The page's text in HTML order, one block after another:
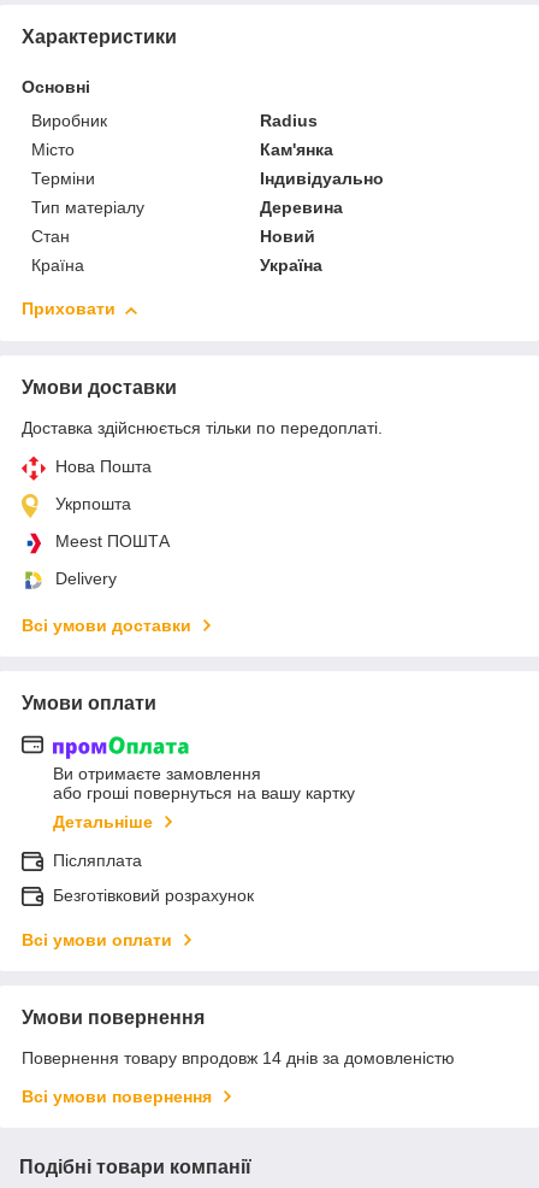
Характеристики
Основні
Виробник
Radius
Місто
Кам'янка
Терміни
Індивідуально
Тип матеріалу
Деревина
Стан
Новий
Країна
Україна
Приховати
Умови доставки
Доставка здійснюється тільки по передоплаті.
Нова Пошта
Укрпошта
Meest ПОШТА
Delivery
Всі умови доставки
Умови оплати
Ви отримаєте замовлення
або гроші повернуться на вашу картку
Детальніше
Післяплата
Безготівковий розрахунок
Всі умови оплати
Умови повернення
Повернення товару впродовж 14 днів за домовленістю
Всі умови повернення
Подібні товари компанії